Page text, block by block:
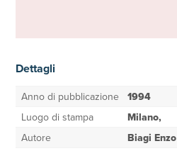
Dettagli
Anno di pubblicazione 1994
Luogo di stampa
Milano,
Autore
Biagi Enzo